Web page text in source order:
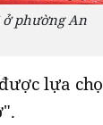
ở phường An
lựa